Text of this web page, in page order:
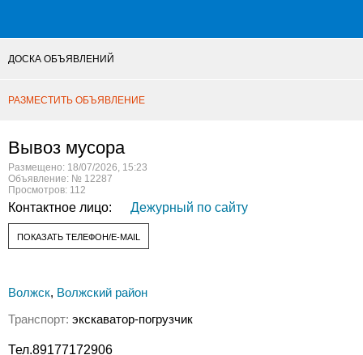
ДОСКА ОБЪЯВЛЕНИЙ
РАЗМЕСТИТЬ ОБЪЯВЛЕНИЕ
Вывоз мусора
Размещено: 18/07/2026, 15:23
Объявление: № 12287
Просмотров: 112
Контактное лицо: Дежурный по сайту
ПОКАЗАТЬ ТЕЛЕФОН/E-MAIL
Волжск, Волжский район
Транспорт: экскаватор-погрузчик
Тел.89177172906